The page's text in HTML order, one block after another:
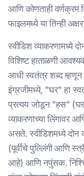
आणि कोणताही वर्णक्रम
फाइलमध्ये या तिन्ही
स्वीडिश व्याकरणामध्ये
विशिष्ट हाताळणी
आधी स्वतंत्र शब्द म्हणून
इंग्रजीमध्ये, "घर" हा
प्रत्यय जोडून "हस"
व्याकरणाच्या लिंगावर
असते. स्वीडिशमध्ये दोन
(पूर्वीचे पुल्लिंगी आणि
आहे) आणि नपुंसक.